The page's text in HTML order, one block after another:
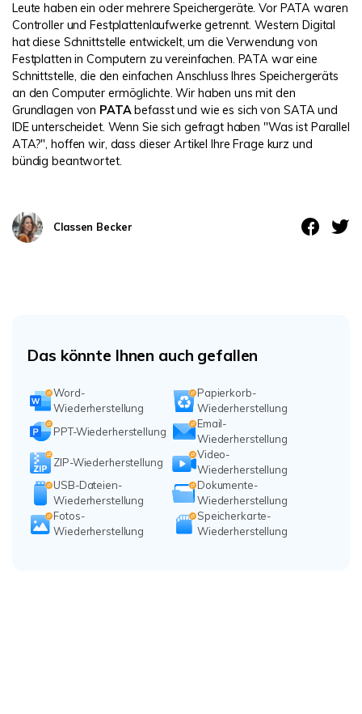
Leute haben ein oder mehrere Speichergeräte. Vor PATA waren
Controller und Festplattenlaufwerke getrennt. Western Digital
hat diese Schnittstelle entwickelt, um die Verwendung von
Festplatten in Computern zu vereinfachen. PATA war eine
Schnittstelle, die den einfachen Anschluss Ihres Speichergeräts
an den Computer ermöglichte. Wir haben uns mit den
Grundlagen von PATAbefasst und wie es sich von SATA und
IDE unterscheidet. Wenn Sie sich gefragt haben "Was ist Parallel
ATA?", hoffen wir, dass dieser Artikel Ihre Frage kurz und
bündig beantwortet.
Classen Becker
Das könnte Ihnen auch gefallen
Word-
Wiederherstellung
Papierkorb-
Wiederherstellung
PPT-Wiederherstellung
Email-
Wiederherstellung
ZIP-Wiederherstellung
Video-
Wiederherstellung
USB-Dateien-
Wiederherstellung
Dokumente-
Wiederherstellung
Fotos-
Wiederherstellung
Speicherkarte-
Wiederherstellung